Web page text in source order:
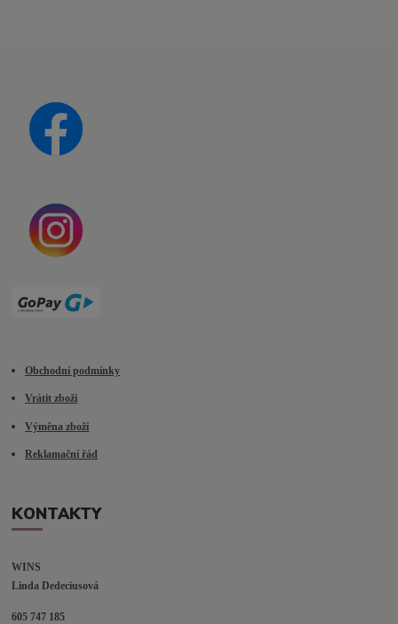
Obchodní podmínky
Vrátit zboží
Výměna zboží
Reklamační řád
KONTAKTY
WINS
Linda Dedeciusová
605 747 185